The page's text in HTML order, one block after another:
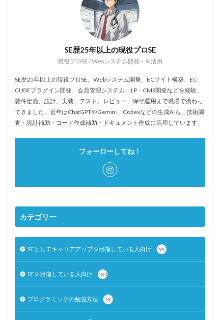
SE歴25年以上の現役プロSE
現役プロSE / Webシステム開発・AI活用
SE歴25年以上の現役プロSE。Webシステム開発、ECサイト構築、EC-
CUBEプラグイン開発、会員管理システム、LP・CMS開発などを経験。
要件定義、設計、実装、テスト、レビュー、保守運用まで現場で携わっ
てきました。近年はChatGPTやGemini、Codexなどの生成AIも、技術調
査・設計補助・コード作成補助・ドキュメント作成に活用しています。
フォーローしてね！
カテゴリー
SEとしてキャリアアップを目指している人向け 91
SEを目指している人向け 184
プログラミングの勉強方法 18